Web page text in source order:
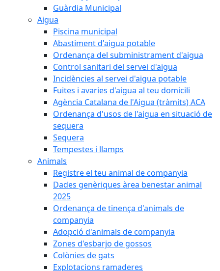
Guàrdia Municipal
Aigua
Piscina municipal
Abastiment d'aigua potable
Ordenança del subministrament d'aigua
Control sanitari del servei d'aigua
Incidències al servei d'aigua potable
Fuites i avaries d'aigua al teu domicili
Agència Catalana de l'Aigua (tràmits) ACA
Ordenança d'usos de l'aigua en situació de
sequera
Sequera
Tempestes i llamps
Animals
Registre el teu animal de companyia
Dades genèriques àrea benestar animal
2025
Ordenança de tinença d'animals de
companyia
Adopció d'animals de companyia
Zones d'esbarjo de gossos
Colònies de gats
Explotacions ramaderes